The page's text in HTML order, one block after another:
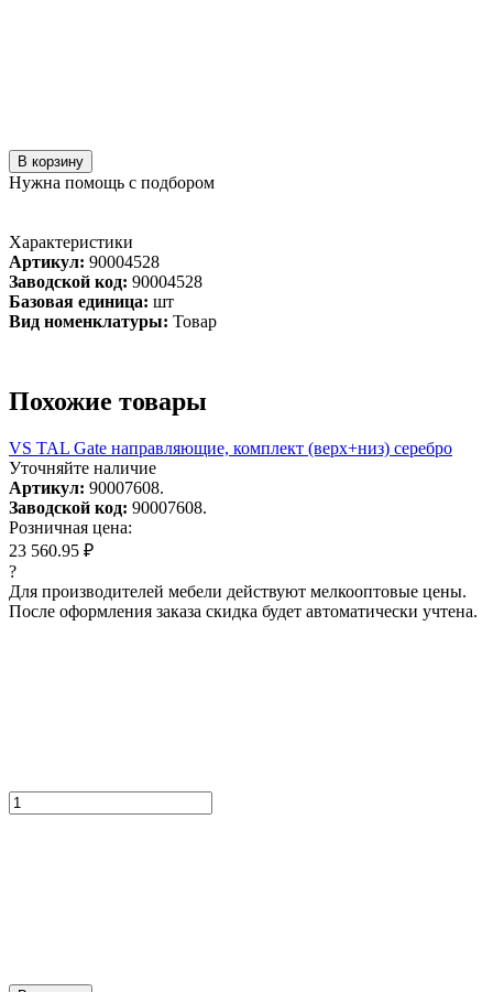
В корзину
Нужна помощь с подбором
Характеристики
Артикул: 90004528
Заводской код: 90004528
Базовая единица: шт
Вид номенклатуры: Товар
Похожие товары
VS TAL Gate направляющие, комплект (верх+низ) серебро
Уточняйте наличие
Артикул: 90007608.
Заводской код: 90007608.
Розничная цена:
23 560.95 ₽
?
Для производителей мебели действуют мелкооптовые цены.
После оформления заказа скидка будет автоматически учтена.